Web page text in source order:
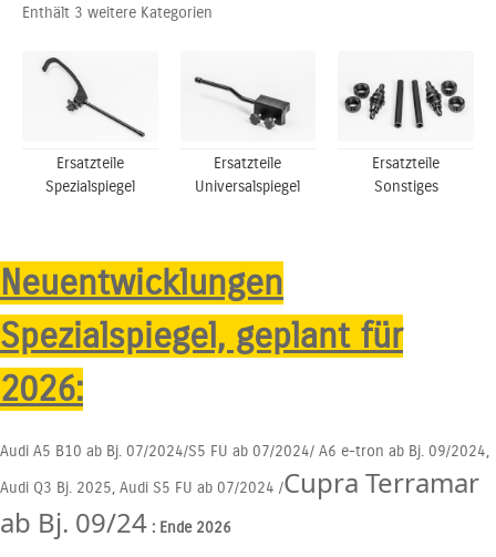
Enthält 3 weitere Kategorien
Ersatzteile
Spezialspiegel
Ersatzteile
Universalspiegel
Ersatzteile
Sonstiges
Neuentwicklungen
Spezialspiegel, geplant für
2026:
Audi A5 B10 ab Bj. 07/2024/S5 FU ab 07/2024/ A6 e-tron ab Bj. 09/2024,
Audi Q3 Bj. 2025, Audi S5 FU ab 07/2024 /Cupra Terramar
ab Bj. 09/24 : Ende 2026